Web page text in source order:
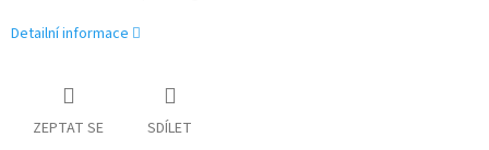
Detailní informace
ZEPTAT SE SDÍLET